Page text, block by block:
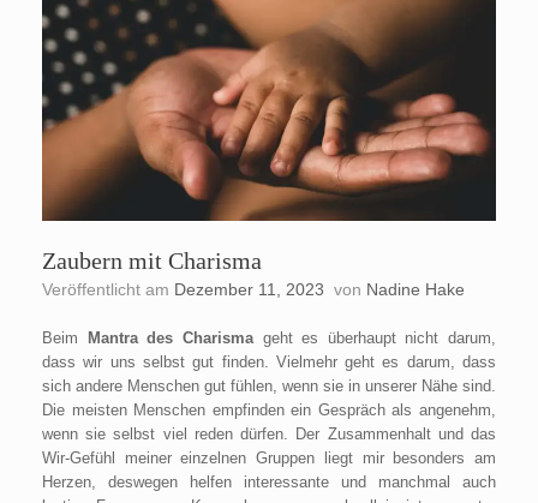
Zaubern mit Charisma
Veröffentlicht am Dezember 11, 2023 von Nadine Hake
Beim Mantra des Charismageht es überhaupt nicht darum,
dass wir uns selbst gut finden. Vielmehr geht es darum, dass
sich andere Menschen gut fühlen, wenn sie in unserer Nähe sind.
Die meisten Menschen empfinden ein Gespräch als angenehm,
wenn sie selbst viel reden dürfen. Der Zusammenhalt und das
Wir-Gefühl meiner einzelnen Gruppen liegt mir besonders am
Herzen, deswegen helfen interessante und manchmal auch